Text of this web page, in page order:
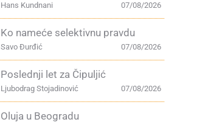
07/08/2026
Hans Kundnani
Ko nameće selektivnu pravdu
07/08/2026
Savo Đurđić
Poslednji let za Čipuljić
07/08/2026
Ljubodrag Stojadinović
Oluja u Beogradu